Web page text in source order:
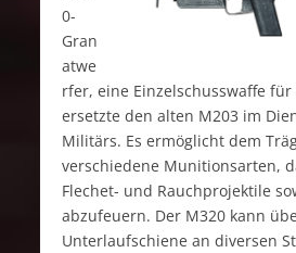
0-
Gran
atwe
rfer, eine Einzelschusswaffe
ersetzte den alten M203 im
Militärs. Es ermöglicht dem
verschiedene Munitionsarten,
Flechet- und Rauchprojektile
abzufeuern. Der M320 kann
Unterlaufschiene an diversen